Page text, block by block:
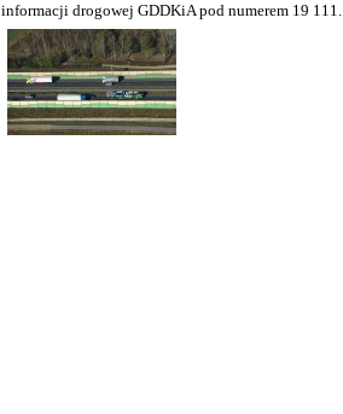
informacji drogowej GDDKiA pod numerem 19 111.